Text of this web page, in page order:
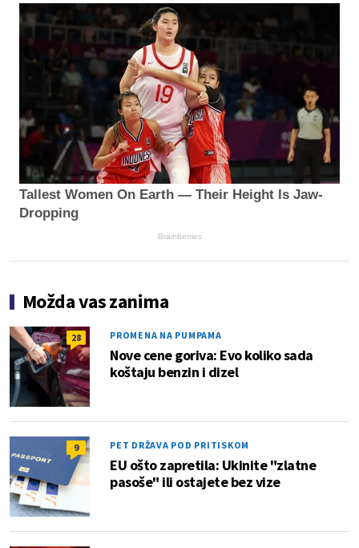
Tallest Women On Earth — Their Height Is Jaw-
Dropping
Brainberries
Možda vas zanima
28 PROMENA NA PUMPAMA
Nove cene goriva: Evo koliko sada
koštaju benzin i dizel
9 PET DRŽAVA POD PRITISKOM
EU ošto zapretila: Ukinite "zlatne
pasoše" ili ostajete bez vize